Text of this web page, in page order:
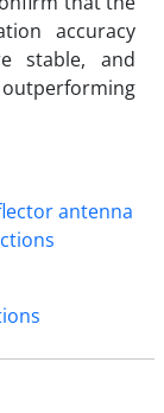
accuracy
stable, and
antenna